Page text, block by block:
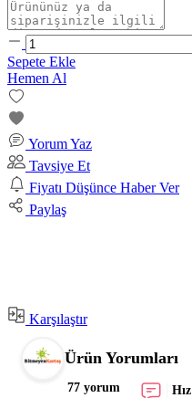
Sepete Ekle
Hemen Al
Yorum Yaz
Tavsiye Et
Fiyatı Düşünce Haber Ver
Paylaş
Karşılaştır
Ürün Yorumları
77 yorum Hız